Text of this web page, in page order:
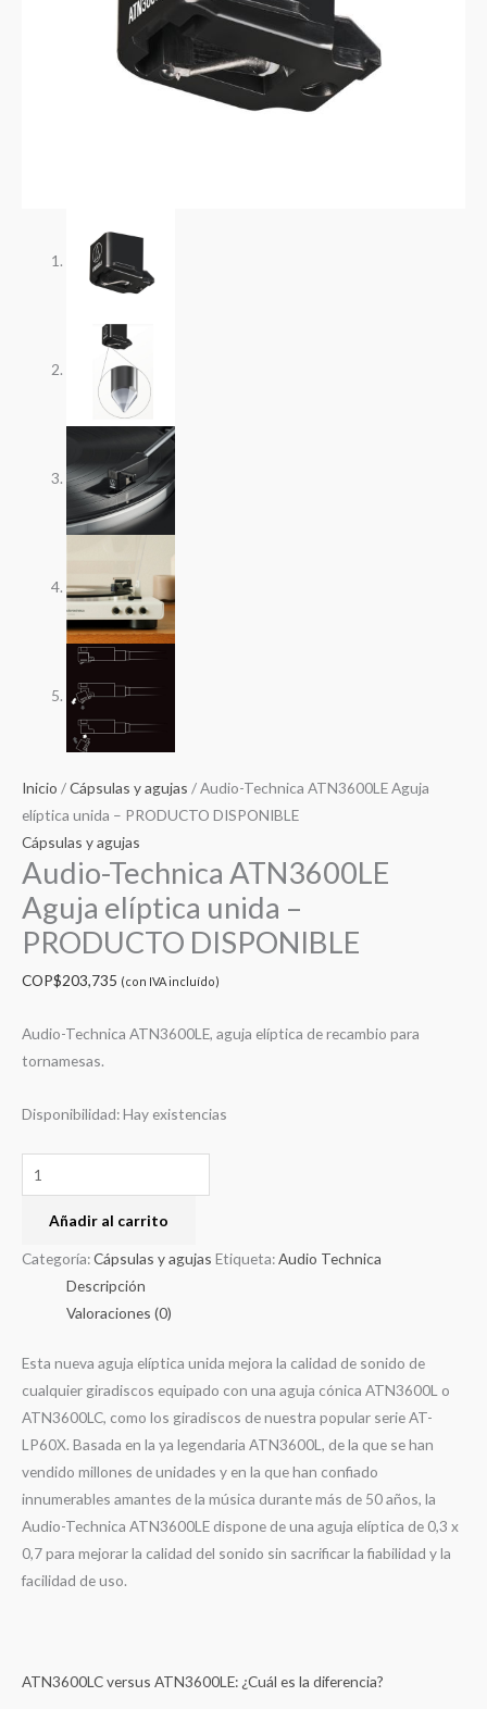
Inicio /Cápsulas y agujas / Audio-Technica ATN3600LE Aguja
elíptica unida – PRODUCTO DISPONIBLE
Cápsulas y agujas
Audio-Technica ATN3600LE
Aguja elíptica unida –
PRODUCTO DISPONIBLE
COP$203,735 (con IVA incluído)
Audio-Technica ATN3600LE, aguja elíptica de recambio para
tornamesas.
Disponibilidad:Hay existencias
Añadir al carrito
Categoría:Cápsulas y agujas Etiqueta:Audio Technica
Descripción
Valoraciones (0)
Esta nueva aguja elíptica unida mejora la calidad de sonido de
cualquier giradiscos equipado con una aguja cónica ATN3600L o
ATN3600LC, como los giradiscos de nuestra popular serie AT-
LP60X. Basada en la ya legendaria ATN3600L, de la que se han
vendido millones de unidades y en la que han confiado
innumerables amantes de la música durante más de 50 años, la
Audio-Technica ATN3600LE dispone de una aguja elíptica de 0,3 x
0,7 para mejorar la calidad del sonido sin sacrificar la fiabilidad y la
facilidad de uso.
ATN3600LC versus ATN3600LE: ¿Cuál es la diferencia?